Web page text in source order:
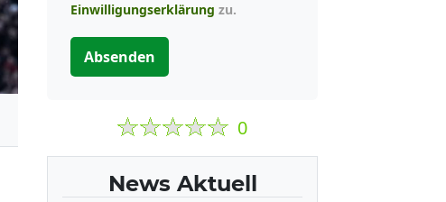
Einwilligungserklärung zu.
Absenden
0
News Aktuell